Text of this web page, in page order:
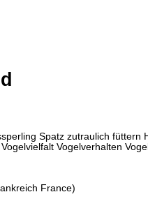
Spatz zutraulich füttern
Vogelverhalten
France)